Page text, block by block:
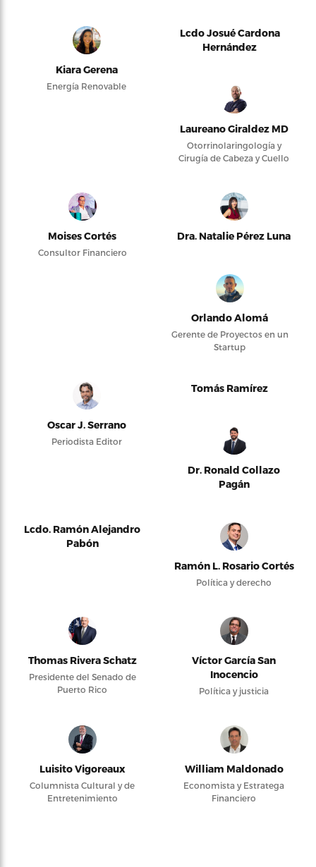
Kiara Gerena
Energía Renovable
Lcdo Josué Cardona
Hernández
Laureano Giraldez MD
Otorrinolaringología y
Cirugía de Cabeza y Cuello
Moises Cortés
Consultor Financiero
Dra. Natalie Pérez Luna
Orlando Alomá
Gerente de Proyectos en un
Startup
Oscar J. Serrano
Periodista Editor
Tomás Ramírez
Dr. Ronald Collazo
Pagán
Lcdo. Ramón Alejandro
Pabón
Ramón L. Rosario Cortés
Política y derecho
Thomas Rivera Schatz
Presidente del Senado de
Puerto Rico
Víctor García San
Inocencio
Política y justicia
Luisito Vigoreaux
Columnista Cultural y de
Entretenimiento
William Maldonado
Economista y Estratega
Financiero